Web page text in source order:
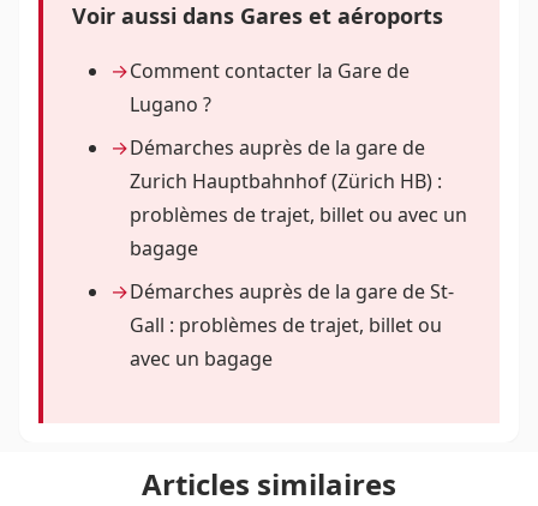
Voir aussi dans Gares et aéroports
Comment contacter la Gare de
Lugano ?
Démarches auprès de la gare de
Zurich Hauptbahnhof (Zürich HB) :
problèmes de trajet, billet ou avec un
bagage
Démarches auprès de la gare de St-
Gall : problèmes de trajet, billet ou
avec un bagage
Articles similaires